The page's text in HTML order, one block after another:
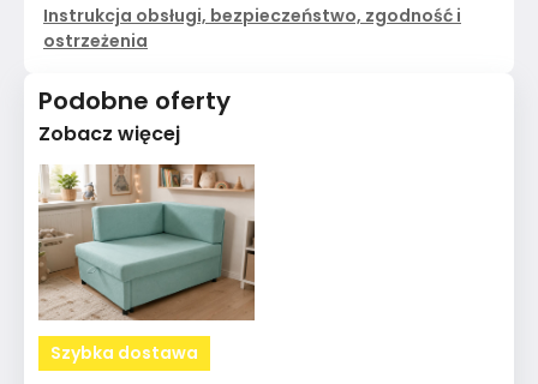
Instrukcja obsługi, bezpieczeństwo, zgodność i
ostrzeżenia
Podobne oferty
Zobacz więcej
Szybka dostawa